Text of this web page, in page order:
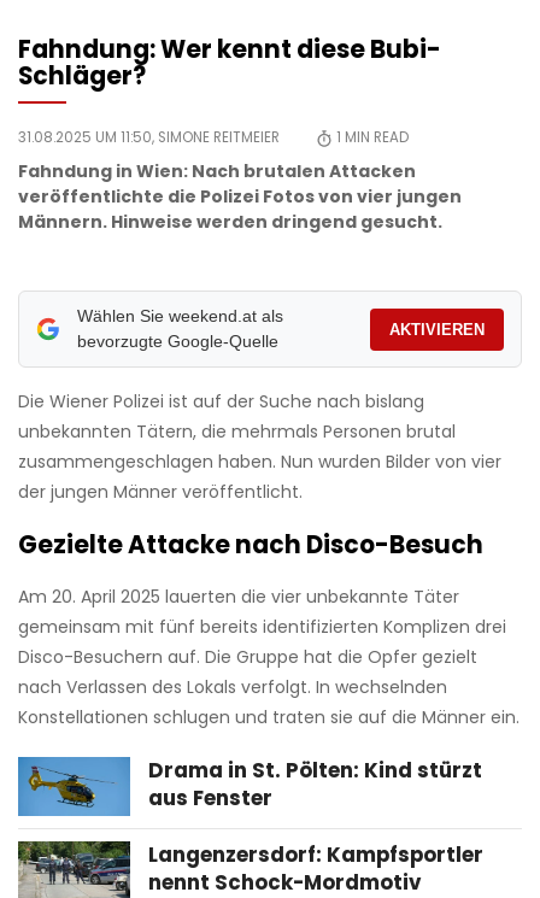
Fahndung: Wer kennt diese Bubi-
Schläger?
31.08.2025 UM 11:50, SIMONE REITMEIER 1 MIN READ
Fahndung in Wien: Nach brutalen Attacken
veröffentlichte die Polizei Fotos von vier jungen
Männern. Hinweise werden dringend gesucht.
Wählen Sie weekend.at als
bevorzugte Google-Quelle
AKTIVIEREN
Die Wiener Polizei ist auf der Suche nach bislang
unbekannten Tätern, die mehrmals Personen brutal
zusammengeschlagen haben. Nun wurden Bilder von vier
der jungen Männer veröffentlicht.
Gezielte Attacke nach Disco-Besuch
Am 20. April 2025 lauerten die vier unbekannte Täter
gemeinsam mit fünf bereits identifizierten Komplizen drei
Disco-Besuchern auf. Die Gruppe hat die Opfer gezielt
nach Verlassen des Lokals verfolgt. In wechselnden
Konstellationen schlugen und traten sie auf die Männer ein.
Drama in St. Pölten: Kind stürzt
aus Fenster
Langenzersdorf: Kampfsportler
nennt Schock-Mordmotiv